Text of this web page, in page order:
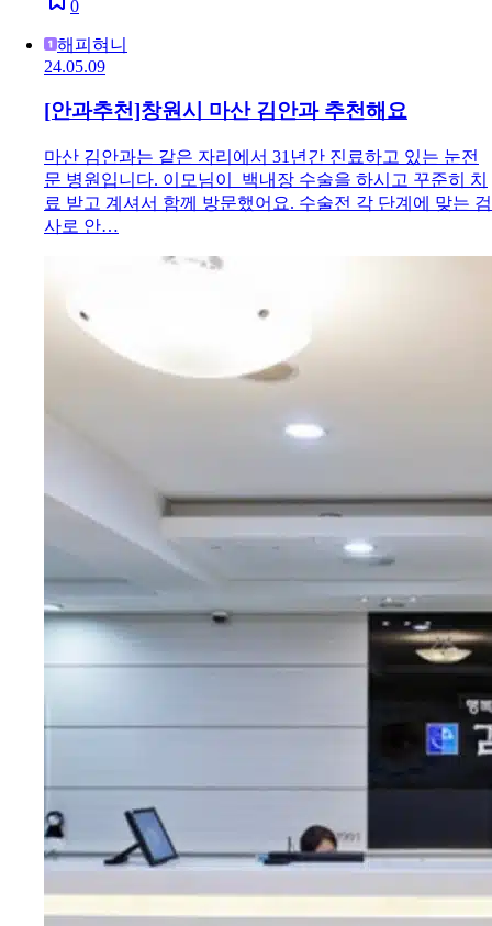
0
해피혀니
24.05.09
[안과추천]창원시 마산 김안과 추천해요
마산 김안과는 같은 자리에서 31년간 진료하고 있는 눈전
문 병원입니다. 이모님이 백내장 수술을 하시고 꾸준히 치
료 받고 계셔서 함께 방문했어요. 수술전 각 단계에 맞는 검
사로 안…